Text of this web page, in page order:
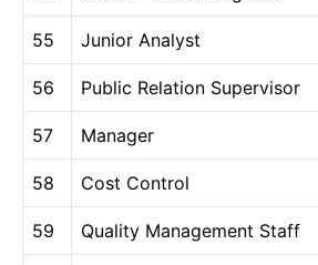
55 Junior Analyst
56 Public Relation Supervisor
57 Manager
58 Cost Control
59 Quality Management Staff